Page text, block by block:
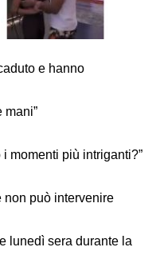
e hanno
mani”
momenti più intriganti?”
non può intervenire
lunedì sera durante la